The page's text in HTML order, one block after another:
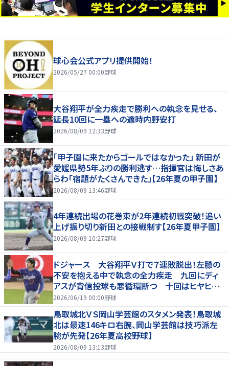
球心会公式アプリ提供開始！
2026/05/27 00:00野球
大谷翔平が全力疾走で勝利への執念を見せる、
延長10回に一塁への適時内野安打
2026/08/09 12:33野球
「甲子園に来たからゴールではなかった」 新田が
愛媛県勢5年ぶりの勝利逃す…指揮官は悔しさあ
らわ「宿題がたくさんできた」【26年夏の甲子園】
2026/08/09 13:46野球
4年連続出場の花巻東が2年連続初戦突破！追い
上げ振り切り新田との接戦制す【26年夏甲子園】
2026/08/09 10:27野球
ドジャース 大谷翔平Ｖ打で７連敗脱出！左膝の
不安を抱える中で執念の全力疾走 九回にディ
アスが背信投球も悪循環断つ 十回はヒヤヒヤ
もリード守る
2026/06/19 00:00野球
鳥取城北ＶＳ岡山学芸館のスタメン発表！鳥取城
北は最速146キロ右腕、岡山学芸館は技巧派左
腕が先発【26年夏高校野球】
2026/08/09 13:13野球